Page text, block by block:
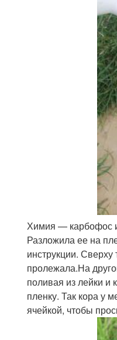
Химия — карбофос
Разложила ее на
инструкции.
пролежала.На
поливая из лейки и
пленку. Так кора у
ячейкой, чтобы